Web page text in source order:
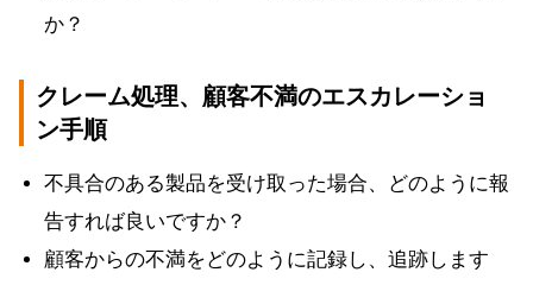
か？
クレーム処理、顧客不満のエスカレーショ
ン手順
不具合のある製品を受け取った場合、どのように報
告すれば良いですか？
顧客からの不満をどのように記録し、追跡します